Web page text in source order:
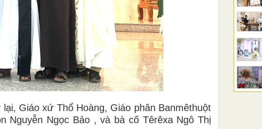
Giáo xứ Thổ Hoàng, Giáo phân Banmêthuột
Ngọc Bảo , và bà cố Têrêxa Ngô Thị